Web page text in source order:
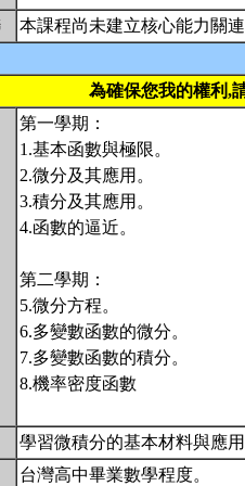
本課程尚未建立核心能力關連
為確保您我的權利,
第一學期：
1.基本函數與極限。
2.微分及其應用。
3.積分及其應用。
4.函數的逼近。
第二學期：
5.微分方程。
6.多變數函數的微分。
7.多變數函數的積分。
8.機率密度函數
學習微積分的基本材料與應
台灣高中畢業數學程度。